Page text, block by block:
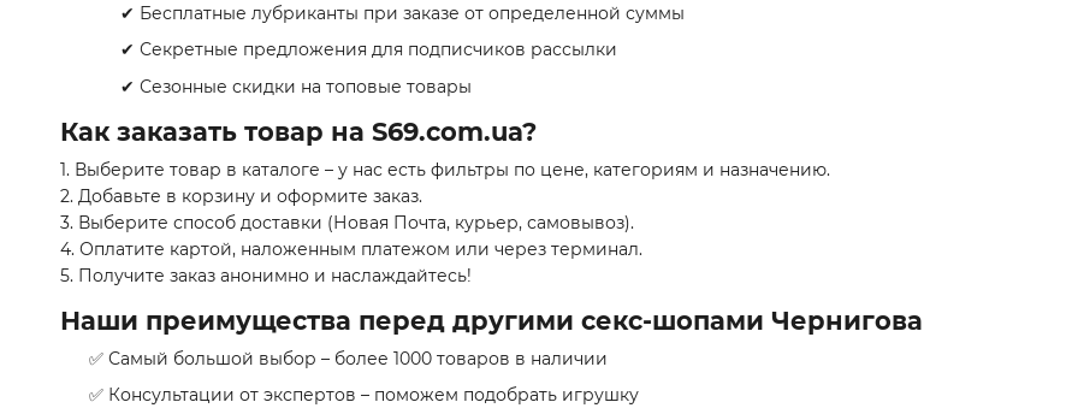
✔ Бесплатные лубриканты при заказе от определенной суммы
✔ Секретные предложения для подписчиков рассылки
✔ Сезонные скидки на топовые товары
Как заказать товар на S69.com.ua?
1. Выберите товар в каталоге – у нас есть фильтры по цене, категориям и назначению.
2. Добавьте в корзину и оформите заказ.
3. Выберите способ доставки (Новая Почта, курьер, самовывоз).
4. Оплатите картой, наложенным платежом или через терминал.
5. Получите заказ анонимно и наслаждайтесь!
Наши преимущества перед другими секс-шопами Чернигова
✅ Самый большой выбор – более 1000 товаров в наличии
✅ Консультации от экспертов – поможем подобрать игрушку